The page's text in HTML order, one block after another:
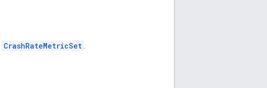
CrashRateMetricSet .